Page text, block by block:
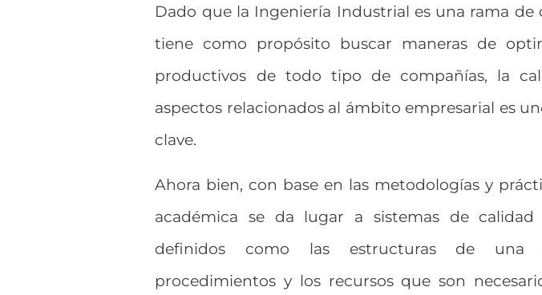
Dado que la Ingeniería Industrial es una rama
tiene como propósito buscar maneras de
productivos de todo tipo de compañías, la
aspectos relacionados al ámbito empresarial es
clave.
Ahora bien, con base en las metodologías y
académica se da lugar a sistemas de calidad
definidos como las estructuras de una
procedimientos y los recursos que son